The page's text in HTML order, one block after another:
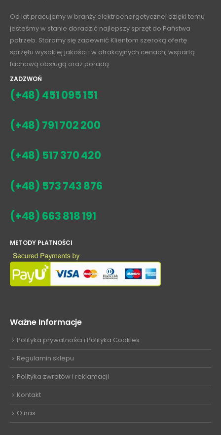
Od lat pracujemy w branży elektroenergetycznej dzięki temu
jesteśmy w stanie doradzić najlepszy sprzęt do Państwa
potrzeb. Staramy się zapewnić Klientom szeroką ofertę
sprzętu wysokiej jakości i w atrakcyjnych cenach, wspartą
fachową obsługą oraz poradą.
ZADZWOŃ
(+48) 451 095 151
(+48) 791 702 200
(+48) 517 370 420
(+48) 573 743 876
(+48) 663 818 191
METODY PŁATNOŚCI
Ważne Informacje
Polityka prywatności i Polityka Cookies
Regulamin sklepu
Polityka zwrotów i reklamacji
Kontakt
O nas